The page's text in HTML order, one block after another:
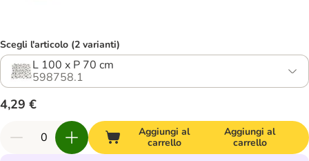
Scegli l'articolo (2 varianti)
L 100 x P 70 cm
598758.1
4,29 €
Aggiungi al
carrello
Aggiungi al
carrello